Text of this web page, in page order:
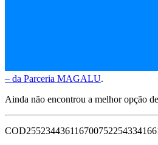
– da Parceria MAGALU.
Ainda não encontrou a melhor opção